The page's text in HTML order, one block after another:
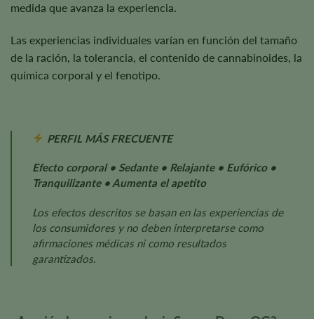
medida que avanza la experiencia.
Las experiencias individuales varían en función del tamaño
de la ración, la tolerancia, el contenido de cannabinoides, la
química corporal y el fenotipo.
PERFIL MÁS FRECUENTE
Efecto corporal • Sedante • Relajante • Eufórico •
Tranquilizante • Aumenta el apetito
Los efectos descritos se basan en las experiencias de
los consumidores y no deben interpretarse como
afirmaciones médicas ni como resultados
garantizados.